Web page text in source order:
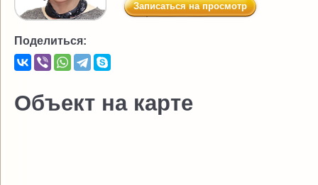
Записаться на просмотр
Поделиться:
Объект на карте